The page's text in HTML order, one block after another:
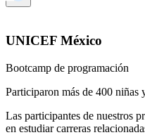
UNICEF México
Bootcamp de programación
Participaron más de 400 niñas
Las participantes de nuestros
en estudiar carreras